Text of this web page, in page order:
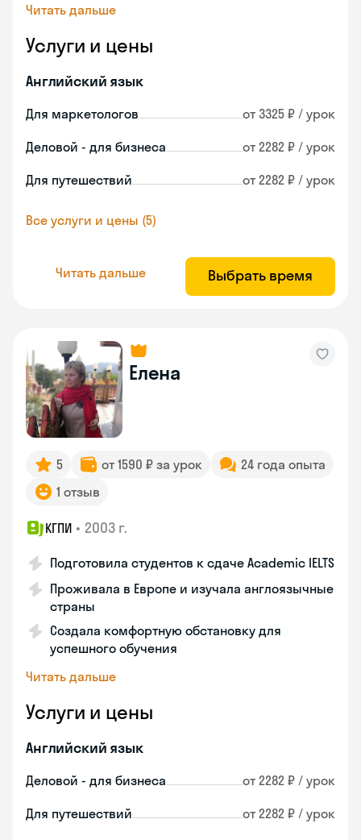
Читать дальше
Услуги и цены
Английский язык
Для маркетологов от 3325 ₽ / урок
Деловой - для бизнеса от 2282 ₽ / урок
Для путешествий от 2282 ₽ / урок
Все услуги и цены (5)
Читать дальше Выбрать время
Елена
5 от 1590 ₽ за урок
24 года опыта
1 отзыв
КГПИ • 2003 г.
Подготовила студентов к сдаче Academic IELTS
Проживала в Европе и изучала англоязычные
страны
Создала комфортную обстановку для
успешного обучения
Читать дальше
Услуги и цены
Английский язык
Деловой - для бизнеса от 2282 ₽ / урок
Для путешествий от 2282 ₽ / урок